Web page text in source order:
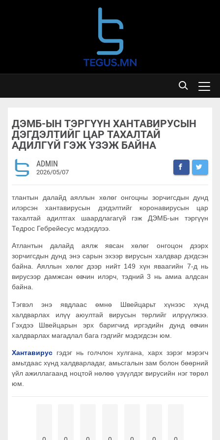
ДЭМБ-ЫН ТЭРГҮҮН ХАНТАВИРУСЫН
ДЭГДЭЛТИЙГ ЦАР ТАХАЛТАЙ
АДИЛГҮЙ ГЭЖ ҮЗЭЖ БАЙНА
ADMIN
2026/05/07
тлантын далайд аяллын хөлөг онгоцны зорчигсдын дунд
илэрсэн хантавирусын дэгдэлтийг коронавирусын цар
тахалтай адилтгах шаардлагагүй гэж ДЭМБ-ын тэргүүн
Тедрос Гебрейесус мэдэгдлээ.
Атлантын далайд аялж явсан хөлөг онгоцон дээрх
зорчигсдын дунд энэ сарын эхээр вирусын халдвар дэгдсэн
байна. Аяллын хөлөг дээр нийт 149 хүн яваагийн 7-д нь
вирусээр дамжсан өвчин илэрч, тэдний 3 нь амиа алдсан
байна.
Тэгвэл энэ явдлаас өмнө Швейцарьт хүнээс хүнд
халдварлах илүү аюултай вирусын төрлийг илрүүлжээ.
Гэхдээ Швейцарын эрх баригчид иргэдийн дунд өвчин
халдварлах магадлал бага гэдгийг мэдэгдсэн юм.
Хантавирус гэдэг нь голчлон хулгана, харх зэрэг мэрэгч
амьтдаас хүнд халдварладаг, амьсгалын зам болон бөөрний
үйл ажиллагаанд ноцтой нөлөө үзүүлдэг вирусийн нэг төрөл
юм.